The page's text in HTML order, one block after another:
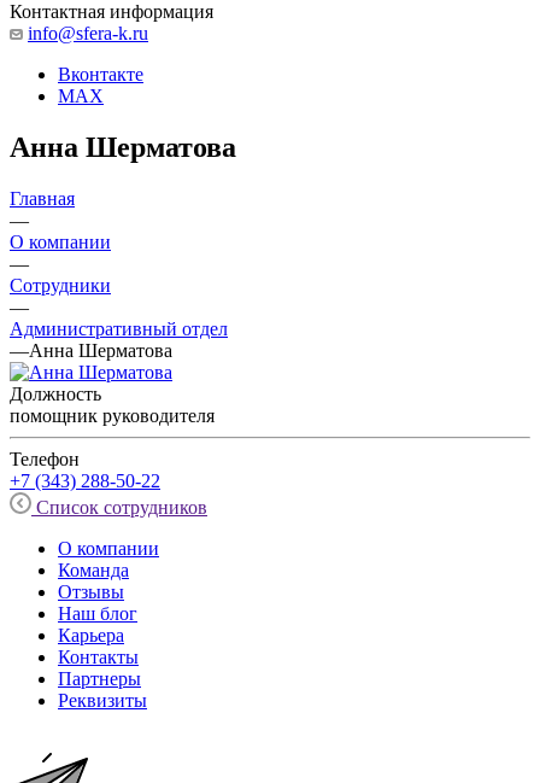
Контактная информация
info@sfera-k.ru
Вконтакте
MAX
Анна Шерматова
Главная
—
О компании
—
Сотрудники
—
Административный отдел
—Анна Шерматова
Должность
помощник руководителя
Телефон
+7 (343) 288-50-22
Список сотрудников
О компании
Команда
Отзывы
Наш блог
Карьера
Контакты
Партнеры
Реквизиты